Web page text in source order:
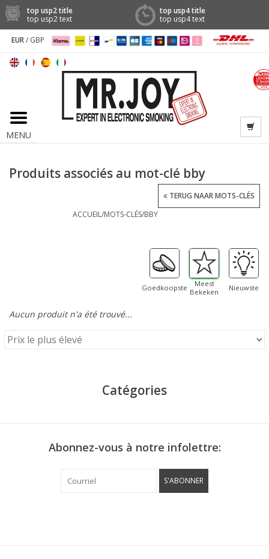
top usp2 title
top usp2 text
top usp4 title
top usp4 text
EUR/ GBP
MENU
Produits associés au mot-clé bby
ACCUEIL/MOTS-CLÉS/BBY
TERUG NAAR MOTS-CLÉS
Goedkoopste
Meest
Bekeken
Nieuwste
Aucun produit n'a été trouvé...
Catégories
Abonnez-vous à notre infolettre:
S'ABONNER